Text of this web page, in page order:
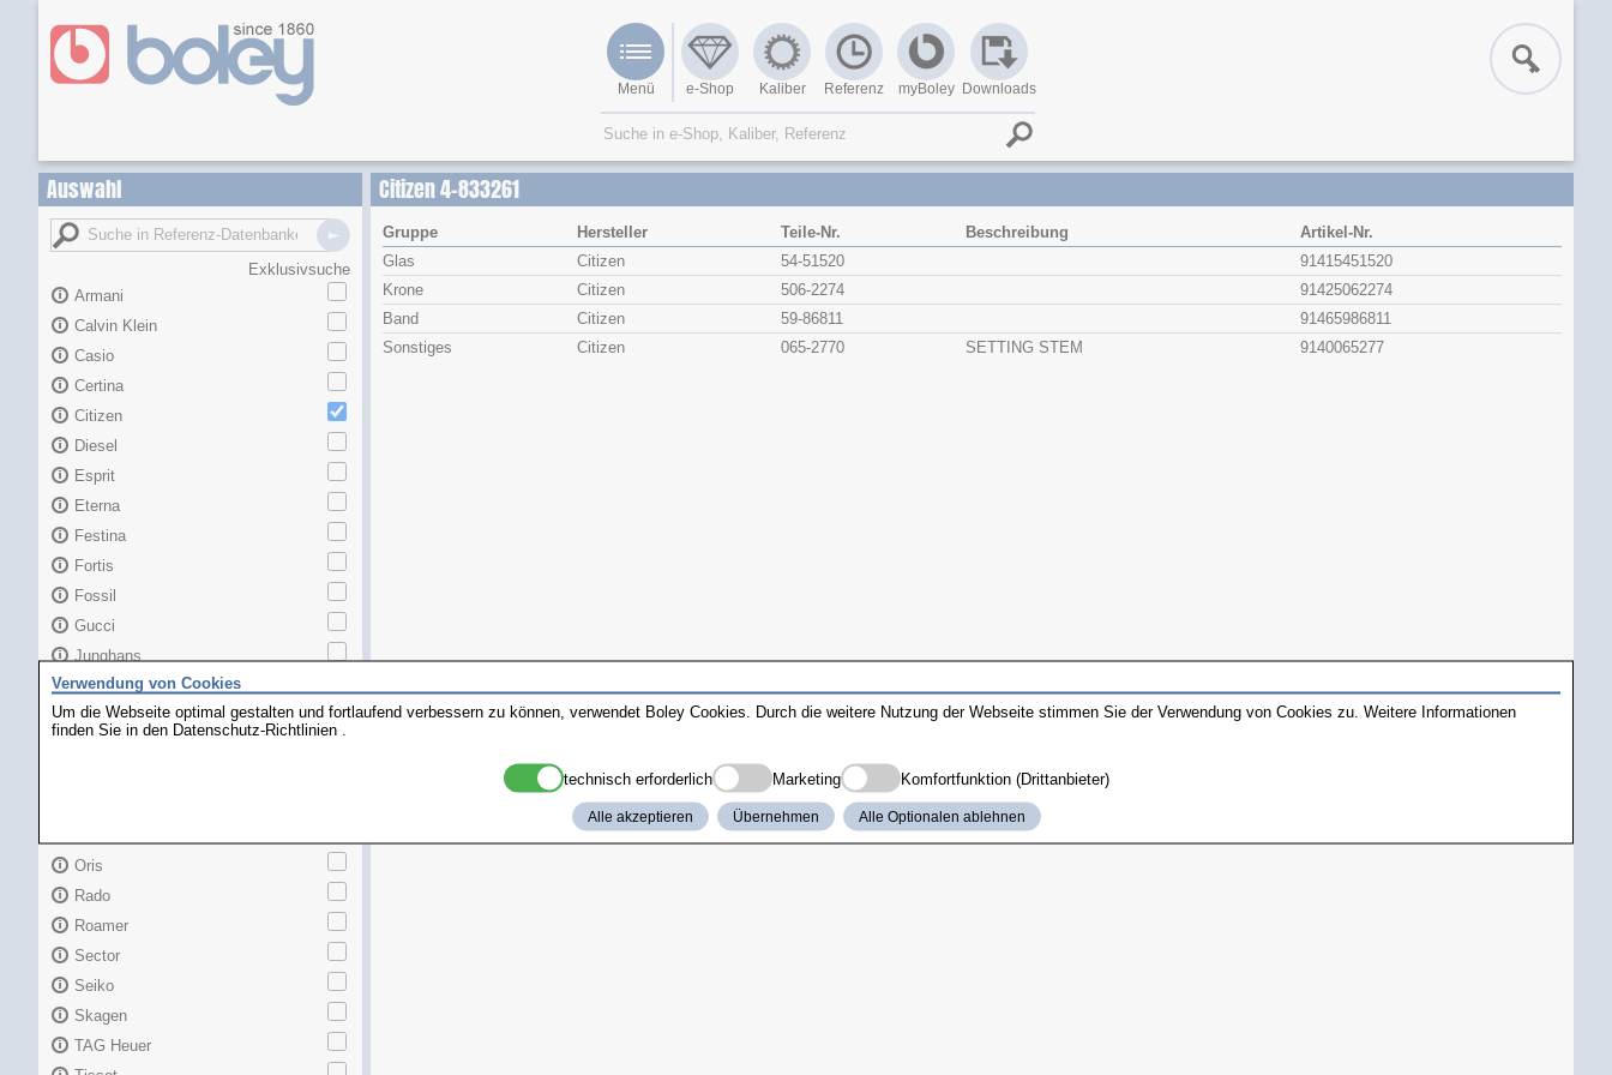
Menü e-Shop Kaliber Referenz myBoley Downloads
Auswahl
Exklusivsuche
Armani
Calvin Klein
Casio
Certina
Citizen
Diesel
Esprit
Eterna
Festina
Fortis
Fossil
Gucci
Junghans
Longines
Maurice Lacroix
Oris
Rado
Roamer
Sector
Seiko
Skagen
TAG Heuer
Citizen 4-833261
Gruppe Hersteller Teile-Nr. Beschreibung
Artikel-Nr.
Glas
Citizen 54-51520
91415451520
Krone
Citizen 506-2274
91425062274
Band
Citizen 59-86811
91465986811
Sonstiges
Citizen 065-2770 SETTING STEM 9140065277
Verwendung von Cookies
Um die Webseite optimal gestalten und fortlaufend verbessern zu können, verwendet Boley Cookies. Durch die weitere Nutzung der Webseite stimmen Sie der Verwendung von Cookies zu. Weitere Informationen
finden Sie in den Datenschutz-Richtlinien
technisch erforderlich Marketing Komfortfunktion (Drittanbieter)
Alle akzeptieren Übernehmen Alle Optionalen ablehnen